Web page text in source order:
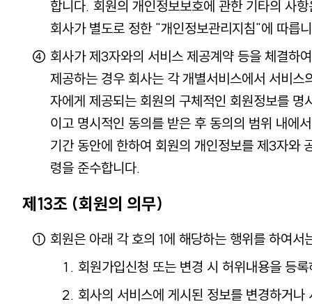
합니다. 회원의 개인정보보호에 관한 기타의 사
회사가 별도로 정한 "개인정보관리지침"에 따릅
회사가 제3자와의 서비스 제공계약 등을 체결하
제공하는 경우 회사는 각 개별서비스에서 서비스
자에게 제공되는 회원의 구체적인 회원정보를 명
이고 명시적인 동의를 받은 후 동의의 범위 내에
기간 동안에 한하여 회원의 개인정보를 제3자와
령을 준수합니다.
제13조 (회원의 의무)
회원은 아래 각 호의 1에 해당하는 행위를 하여서
회원가입신청 또는 변경 시 허위내용을 등
회사의 서비스에 게시된 정보를 변경하거나